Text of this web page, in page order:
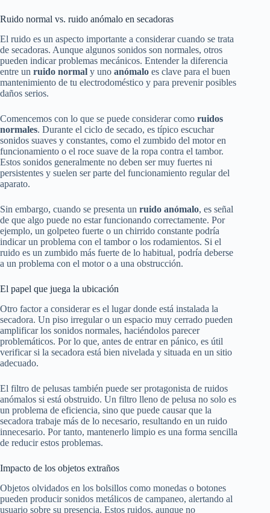
Ruido normal vs. ruido anómalo en secadoras
El ruido es un aspecto importante a considerar cuando se trata
de secadoras. Aunque algunos sonidos son normales, otros
pueden indicar problemas mecánicos. Entender la diferencia
entre un ruido normal y uno anómalo es clave para el buen
mantenimiento de tu electrodoméstico y para prevenir posibles
daños serios.
Comencemos con lo que se puede considerar como ruidos
normales. Durante el ciclo de secado, es típico escuchar
sonidos suaves y constantes, como el zumbido del motor en
funcionamiento o el roce suave de la ropa contra el tambor.
Estos sonidos generalmente no deben ser muy fuertes ni
persistentes y suelen ser parte del funcionamiento regular del
aparato.
Sin embargo, cuando se presenta un ruido anómalo, es señal
de que algo puede no estar funcionando correctamente. Por
ejemplo, un golpeteo fuerte o un chirrido constante podría
indicar un problema con el tambor o los rodamientos. Si el
ruido es un zumbido más fuerte de lo habitual, podría deberse
a un problema con el motor o a una obstrucción.
El papel que juega la ubicación
Otro factor a considerar es el lugar donde está instalada la
secadora. Un piso irregular o un espacio muy cerrado pueden
amplificar los sonidos normales, haciéndolos parecer
problemáticos. Por lo que, antes de entrar en pánico, es útil
verificar si la secadora está bien nivelada y situada en un sitio
adecuado.
El filtro de pelusas también puede ser protagonista de ruidos
anómalos si está obstruido. Un filtro lleno de pelusa no solo es
un problema de eficiencia, sino que puede causar que la
secadora trabaje más de lo necesario, resultando en un ruido
innecesario. Por tanto, mantenerlo limpio es una forma sencilla
de reducir estos problemas.
Impacto de los objetos extraños
Objetos olvidados en los bolsillos como monedas o botones
pueden producir sonidos metálicos de campaneo, alertando al
usuario sobre su presencia. Estos ruidos, aunque no